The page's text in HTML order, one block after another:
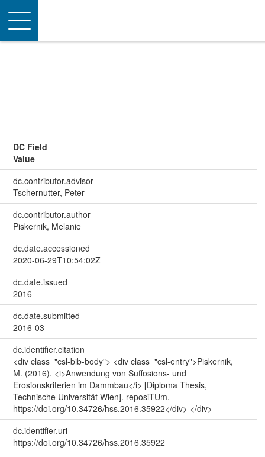
Toggle
navigation
DC Field
Value
dc.contributor.advisor
Tschernutter, Peter
dc.contributor.author
Piskernik, Melanie
dc.date.accessioned
2020-06-29T10:54:02Z
dc.date.issued
2016
dc.date.submitted
2016-03
dc.identifier.citation
<div class="csl-bib-body"> <div class="csl-entry">Piskernik,
M. (2016). <i>Anwendung von Suffosions- und
Erosionskriterien im Dammbau</i> [Diploma Thesis,
Technische Universität Wien]. reposiTUm.
https://doi.org/10.34726/hss.2016.35922</div> </div>
dc.identifier.uri
https://doi.org/10.34726/hss.2016.35922